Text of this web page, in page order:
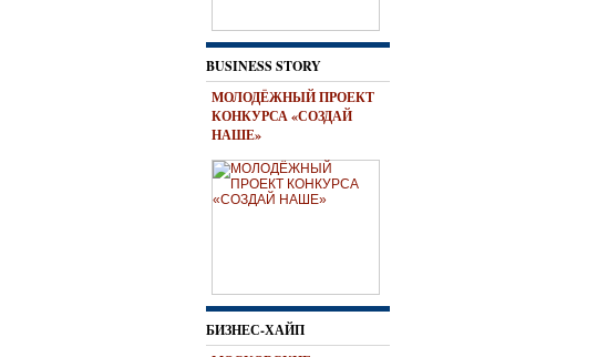
BUSINESS STORY
МОЛОДЁЖНЫЙ ПРОЕКТ
КОНКУРСА «СОЗДАЙ
НАШЕ»
БИЗНЕС-ХАЙП